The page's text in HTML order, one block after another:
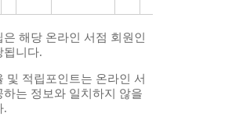
은 해당 온라인 서점 회원인
됩니다.
및 적립포인트는 온라인 서
하는 정보와 일치하지 않을
.